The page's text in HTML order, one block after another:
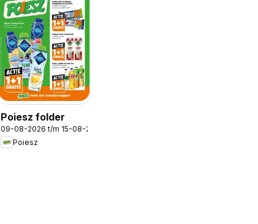
Poiesz folder
09-08-2026 t/m 15-08-2026
Poiesz